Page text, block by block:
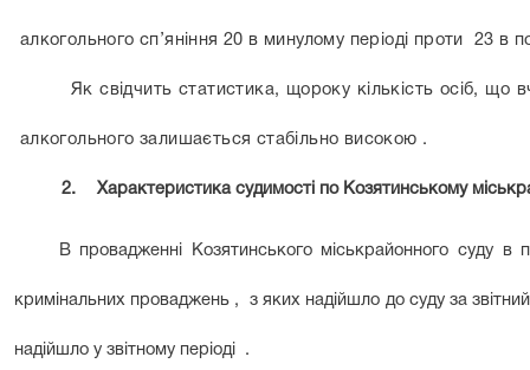
алкогольного сп’яніння 20 в минулому періоді проти 23 в
Як свідчить статистика, щороку кількість осіб,
алкогольного залишається стабільно високою .
2. Характеристика судимості по Козятинському
В провадженні Козятинського міськрайонного суду в
кримінальних проваджень , з яких надійшло до суду за
надійшло у звітному періоді .